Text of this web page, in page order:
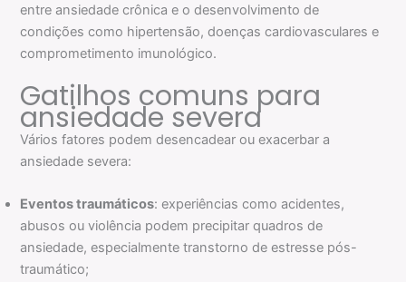
entre ansiedade crônica e o desenvolvimento de
condições como hipertensão, doenças cardiovasculares e
comprometimento imunológico.
Gatilhos comuns para
ansiedade severa
Vários fatores podem desencadear ou exacerbar a
ansiedade severa:
Eventos traumáticos: experiências como acidentes,
abusos ou violência podem precipitar quadros de
ansiedade, especialmente transtorno de estresse pós-
traumático;